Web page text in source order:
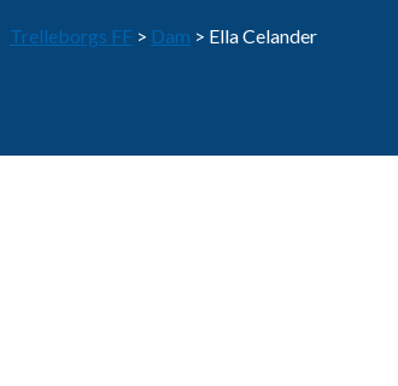
Trelleborgs FF > Dam > Ella Celander